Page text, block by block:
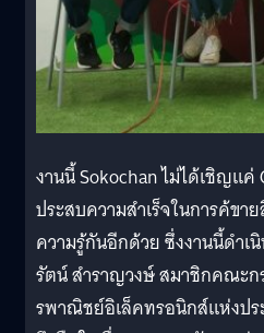
งานนี้ Sokochan ไม่ได้เชิญแ
ประสบความสำเร็จในการค้ข
ความรู้กันอีกด้วย ซึ่งงานนี้ดำ
รัตน์ สำราญวงษ์ สมาชิกคณะ
รพาณิชย์อิเล็คทรอนิกส์แห่งป